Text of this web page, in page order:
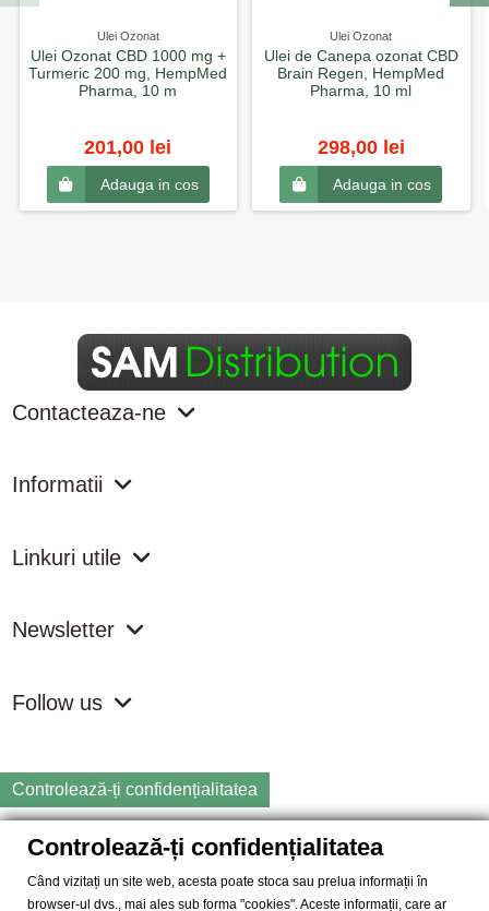
Ulei Ozonat
Ulei Ozonat CBD 1000 mg +
Turmeric 200 mg, HempMed
Pharma, 10 m
201,00 lei
Adauga in cos
Ulei Ozonat
Ulei de Canepa ozonat CBD
Brain Regen, HempMed
Pharma, 10 ml
298,00 lei
Adauga in cos
Contacteaza-ne
Informatii
Linkuri utile
Newsletter
Follow us
Controlează-ți confidențialitatea
Copyright
2026 samdistribution.ro - Magazin online cu Produse
SAM DISTRIBUTION S.R.L.- Cod fiscal: RO14935035, Registrul
Controlează-ți confidențialitatea
Când vizitați un site web, acesta poate stoca sau prelua informații în
browser-ul dvs., mai ales sub forma "cookies". Aceste informații, care ar